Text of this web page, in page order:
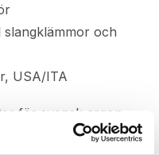
slangklämmor och
USA/ITA
för svensk argon-